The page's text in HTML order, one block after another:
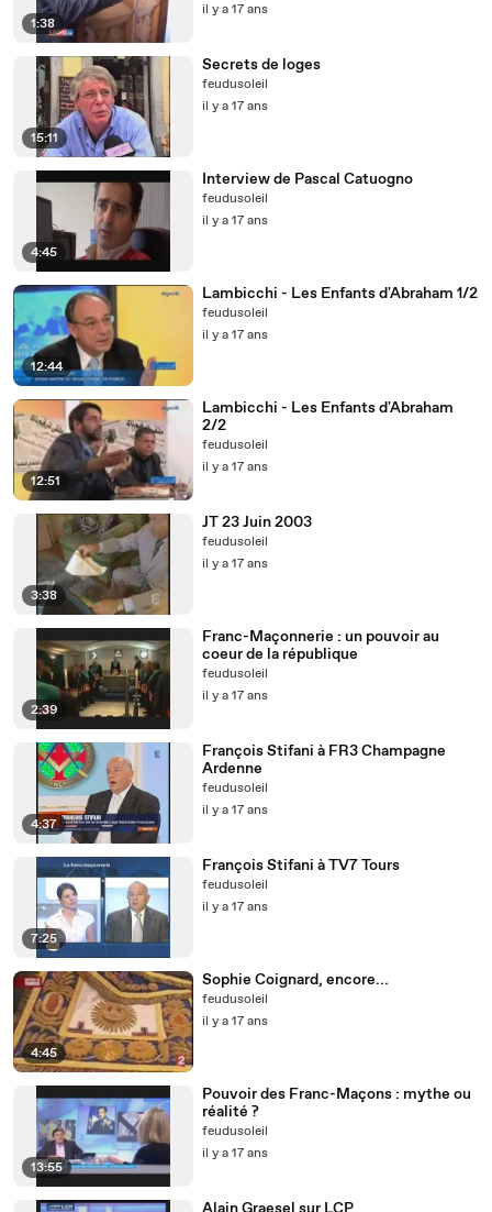
1:38
il y a 17 ans
15:11
Secrets de loges
feudusoleil
il y a 17 ans
4:45
Interview de Pascal Catuogno
feudusoleil
il y a 17 ans
12:44
Lambicchi - Les Enfants d'Abraham 1/2
feudusoleil
il y a 17 ans
12:51
Lambicchi - Les Enfants d'Abraham
2/2
feudusoleil
il y a 17 ans
3:38
JT 23 Juin 2003
feudusoleil
il y a 17 ans
2:39
Franc-Maçonnerie : un pouvoir au
coeur de la république
feudusoleil
il y a 17 ans
4:37
François Stifani à FR3 Champagne
Ardenne
feudusoleil
il y a 17 ans
7:25
François Stifani à TV7 Tours
feudusoleil
il y a 17 ans
4:45
Sophie Coignard, encore...
feudusoleil
il y a 17 ans
13:55
Pouvoir des Franc-Maçons : mythe ou
réalité ?
feudusoleil
il y a 17 ans